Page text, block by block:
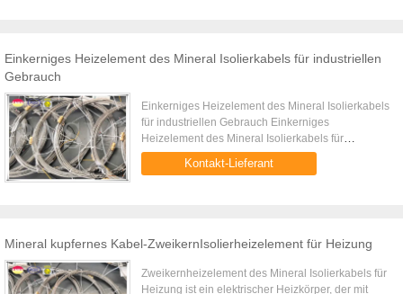
Einkerniges Heizelement des Mineral Isolierkabels für industriellen
Gebrauch
Einkerniges Heizelement des Mineral Isolierkabels
für industriellen Gebrauch Einkerniges
Heizelement des Mineral Isolierkabels für
industriellen Gebrauch ist ein elektrischer
Heizkörper, der mit einem ...
Kontakt-Lieferant
Mineral kupfernes Kabel-ZweikernIsolierheizelement für Heizung
Zweikernheizelement des Mineral Isolierkabels für
Heizung ist ein elektrischer Heizkörper, der mit